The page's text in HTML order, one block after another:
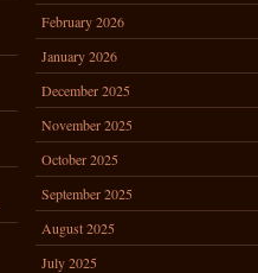
February 2026
January 2026
December 2025
November 2025
October 2025
September 2025
August 2025
July 2025